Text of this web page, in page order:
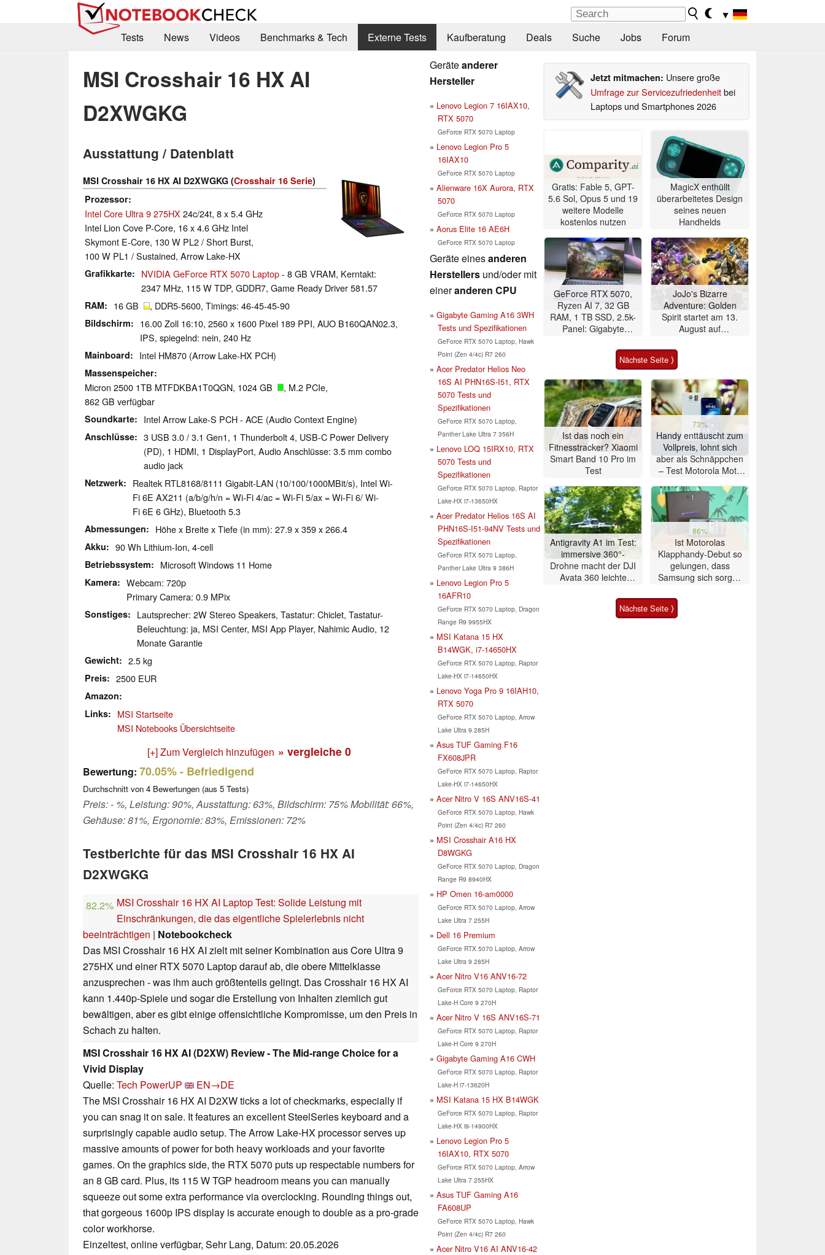
▼
Tests
News Videos Benchmarks & Tech Externe Tests Kaufberatung Deals Suche Jobs Forum
MSI Crosshair 16 HX AI
D2XWGKG
Ausstattung / Datenblatt
MSI Crosshair 16 HX AI D2XWGKG (Crosshair 16 Serie)
Prozessor
Intel Core Ultra 9 275HX 24c/24t, 8 x 5.4 GHz
Intel Lion Cove P-Core, 16 x 4.6 GHz Intel
Skymont E-Core, 130 W PL2 / Short Burst,
100 W PL1 / Sustained, Arrow Lake-HX
Grafikkarte NVIDIA GeForce RTX 5070 Laptop- 8 GB VRAM, Kerntakt:
2347 MHz, 115 W TDP, GDDR7, Game Ready Driver 581.57
RAM 16 GB , DDR5-5600, Timings: 46-45-45-90
Bildschirm
16.00 Zoll 16:10, 2560 x 1600 Pixel 189 PPI, AUO B160QAN02.3,
IPS, spiegelnd: nein, 240 Hz
Mainboard Intel HM870 (Arrow Lake-HX PCH)
Massenspeicher
Micron 2500 1TB MTFDKBA1T0QGN, 1024 GB
, M.2 PCIe,
862 GB verfügbar
Soundkarte Intel Arrow Lake-S PCH - ACE (Audio Context Engine)
Anschlüsse
3 USB 3.0 / 3.1 Gen1, 1 Thunderbolt 4, USB-C Power Delivery
(PD), 1 HDMI, 1 DisplayPort, Audio Anschlüsse: 3.5 mm combo
audio jack
Netzwerk
Realtek RTL8168/8111 Gigabit-LAN (10/100/1000MBit/s), Intel Wi-
Fi 6E AX211 (a/b/g/h/n = Wi-Fi 4/ac = Wi-Fi 5/ax = Wi-Fi 6/ Wi-
Fi 6E 6 GHz), Bluetooth 5.3
Abmessungen Höhe x Breite x Tiefe (in mm): 27.9 x 359 x 266.4
Akku 90 Wh Lithium-Ion, 4-cell
Betriebssystem Microsoft Windows 11 Home
Kamera
Webcam: 720p
Primary Camera: 0.9 MPix
Sonstiges
Lautsprecher: 2W Stereo Speakers, Tastatur: Chiclet, Tastatur-
Beleuchtung: ja, MSI Center, MSI App Player, Nahimic Audio, 12
Monate Garantie
Gewicht 2.5 kg
Preis 2500 EUR
Amazon
Links
MSI Startseite
MSI Notebooks Übersichtseite
[+] Zum Vergleich hinzufügen » vergleiche 0
Bewertung: 70.05%- Befriedigend
Durchschnitt von 4 Bewertungen (aus 5 Tests)
Preis: - %, Leistung: 90%, Ausstattung: 63%, Bildschirm: 75% Mobilität: 66%,
Gehäuse: 81%, Ergonomie: 83%, Emissionen: 72%
Testberichte für das MSI Crosshair 16 HX AI
D2XWGKG
82.2% MSI Crosshair 16 HX AI Laptop Test: Solide Leistung mit
Einschränkungen, die das eigentliche Spielerlebnis nicht
beeinträchtigen | Notebookcheck
Das MSI Crosshair 16 HX AI zielt mit seiner Kombination aus Core Ultra 9
275HX und einer RTX 5070 Laptop darauf ab, die obere Mittelklasse
anzusprechen - was ihm auch größtenteils gelingt. Das Crosshair 16 HX AI
kann 1.440p-Spiele und sogar die Erstellung von Inhalten ziemlich gut
bewältigen, aber es gibt einige offensichtliche Kompromisse, um den Preis in
Schach zu halten.
MSI Crosshair 16 HX AI (D2XW) Review - The Mid-range Choice for a
Vivid Display
Quelle: Tech PowerUP
EN→DE
The MSI Crosshair 16 HX AI D2XW ticks a lot of checkmarks, especially if
you can snag it on sale. It features an excellent SteelSeries keyboard and a
surprisingly capable audio setup. The Arrow Lake-HX processor serves up
massive amounts of power for both heavy workloads and your favorite
games. On the graphics side, the RTX 5070 puts up respectable numbers for
an 8 GB card. Plus, its 115 W TGP headroom means you can manually
squeeze out some extra performance via overclocking. Rounding things out,
that gorgeous 1600p IPS display is accurate enough to double as a pro-grade
color workhorse.
Einzeltest, online verfügbar, Sehr Lang, Datum: 20.05.2026
Geräteanderer
Hersteller
Lenovo Legion 7 16IAX10,
RTX 5070
GeForce RTX 5070 Laptop
Lenovo Legion Pro 5
16IAX10
GeForce RTX 5070 Laptop
Alienware 16X Aurora, RTX
5070
GeForce RTX 5070 Laptop
Aorus Elite 16 AE6H
GeForce RTX 5070 Laptop
Geräte einesanderen
Herstellers und/oder mit
eineranderen CPU
Gigabyte Gaming A16 3WH
Tests und Spezifikationen
GeForce RTX 5070 Laptop, Hawk
Point (Zen 4/4c) R7 260
Acer Predator Helios Neo
16S AI PHN16S-I51, RTX
5070 Tests und
Spezifikationen
GeForce RTX 5070 Laptop,
Panther Lake Ultra 7 356H
Lenovo LOQ 15IRX10, RTX
5070 Tests und
Spezifikationen
GeForce RTX 5070 Laptop, Raptor
Lake-HX i7-13650HX
Acer Predator Helios 16S AI
PHN16S-I51-94NV Tests und
Spezifikationen
GeForce RTX 5070 Laptop,
Panther Lake Ultra 9 386H
Lenovo Legion Pro 5
16AFR10
GeForce RTX 5070 Laptop, Dragon
Range R9 9955HX
MSI Katana 15 HX
B14WGK, i7-14650HX
GeForce RTX 5070 Laptop, Raptor
Lake-HX i7-14650HX
Lenovo Yoga Pro 9 16IAH10,
RTX 5070
GeForce RTX 5070 Laptop, Arrow
Lake Ultra 9 285H
Asus TUF Gaming F16
FX608JPR
GeForce RTX 5070 Laptop, Raptor
Lake-HX i7-14650HX
Acer Nitro V 16S ANV16S-41
GeForce RTX 5070 Laptop, Hawk
Point (Zen 4/4c) R7 260
MSI Crosshair A16 HX
D8WGKG
GeForce RTX 5070 Laptop, Dragon
Range R9 8940HX
HP Omen 16-am0000
GeForce RTX 5070 Laptop, Arrow
Lake Ultra 7 255H
Dell 16 Premium
GeForce RTX 5070 Laptop, Arrow
Lake Ultra 9 285H
Acer Nitro V16 ANV16-72
GeForce RTX 5070 Laptop, Raptor
Lake-H Core 9 270H
Acer Nitro V 16S ANV16S-71
GeForce RTX 5070 Laptop, Raptor
Lake-H Core 9 270H
Gigabyte Gaming A16 CWH
GeForce RTX 5070 Laptop, Raptor
Lake-H i7-13620H
MSI Katana 15 HX B14WGK
GeForce RTX 5070 Laptop, Raptor
Lake-HX i9-14900HX
Lenovo Legion Pro 5
16IAX10, RTX 5070
GeForce RTX 5070 Laptop, Arrow
Lake Ultra 7 255HX
Asus TUF Gaming A16
FA608UP
GeForce RTX 5070 Laptop, Hawk
Point (Zen 4/4c) R7 260
Acer Nitro V16 AI ANV16-42
Jetzt mitmachen: Unsere große
Umfrage zur Servicezufriedenheitbei
Laptops und Smartphones 2026
Gratis: Fable 5, GPT-
5.6 Sol, Opus 5 und 19
weitere Modelle
kostenlos nutzen
MagicX enthüllt
überarbeitetes Design
seines neuen
Handhelds
GeForce RTX 5070,
Ryzen AI 7, 32 GB
RAM, 1 TB SSD, 2.5k-
Panel: Gigabyte
JoJo's Bizarre
Adventure: Golden
Spirit startet am 13.
August auf
Nächste Seite ⟩
Ist das noch ein
Fitnesstracker? Xiaomi
Smart Band 10 Pro im
Test
73%
Handy enttäuscht zum
Vollpreis, lohnt sich
aber als Schnäppchen
– Test Motorola Moto
Antigravity A1 im Test:
immersive 360°-
Drohne macht der DJI
Avata 360 leichte
86%
Ist Motorolas
Klapphandy-Debut so
gelungen, dass
Samsung sich sorgen
Smartphone im Test
Nächste Seite ⟩